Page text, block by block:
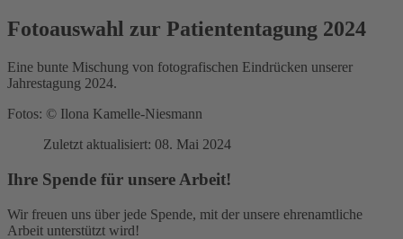
Fotoauswahl zur Patiententagung 2024
Eine bunte Mischung von fotografischen Eindrücken unserer
Jahrestagung 2024.
Fotos: © Ilona Kamelle-Niesmann
Zuletzt aktualisiert: 08. Mai 2024
Ihre Spende für unsere Arbeit!
Wir freuen uns über jede Spende, mit der unsere ehrenamtliche
Arbeit unterstützt wird!